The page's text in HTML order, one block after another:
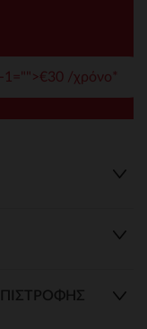
1="">€30 /χρόνο*